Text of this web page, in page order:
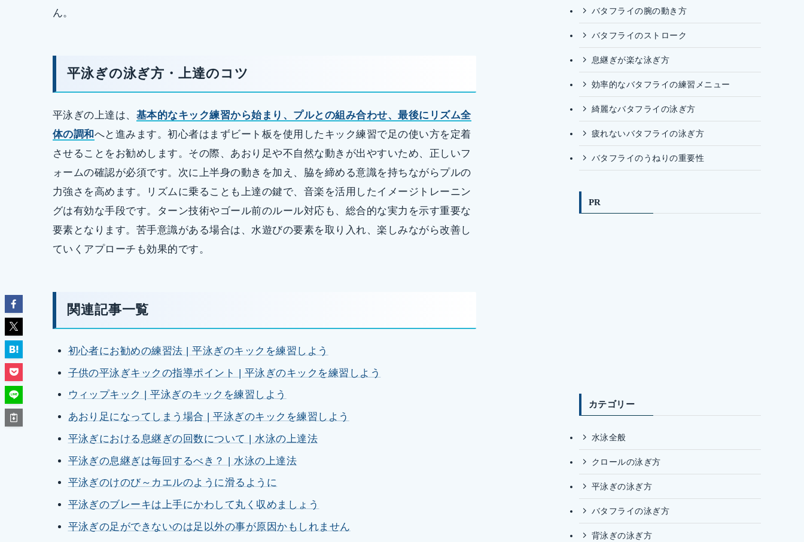
ん。
平泳ぎの泳ぎ方・上達のコツ
平泳ぎの上達は、 基本的なキック練習から始まり、プルとの組み合わせ、最後にリズム全
体の調和へと進みます。初心者はまずビート板を使用したキック練習で足の使い方を定着
させることをお勧めします。その際、あおり足や不自然な動きが出やすいため、正しいフ
ォームの確認が必須です。次に上半身の動きを加え、脇を締める意識を持ちながらプルの
力強さを高めます。リズムに乗ることも上達の鍵で、音楽を活用したイメージトレーニン
グは有効な手段です。ターン技術やゴール前のルール対応も、総合的な実力を示す重要な
要素となります。苦手意識がある場合は、水遊びの要素を取り入れ、楽しみながら改善し
ていくアプローチも効果的です。
関連記事一覧
初心者にお勧めの練習法 | 平泳ぎのキックを練習しよう
子供の平泳ぎキックの指導ポイント | 平泳ぎのキックを練習しよう
ウィップキック | 平泳ぎのキックを練習しよう
あおり足になってしまう場合 | 平泳ぎのキックを練習しよう
平泳ぎにおける息継ぎの回数について | 水泳の上達法
平泳ぎの息継ぎは毎回するべき？ | 水泳の上達法
平泳ぎのけのび～カエルのように滑るように
平泳ぎのブレーキは上手にかわして丸く収めましょう
平泳ぎの足ができないのは足以外の事が原因かもしれません
バタフライの腕の動き方
バタフライのストローク
息継ぎが楽な泳ぎ方
効率的なバタフライの練習メニュー
綺麗なバタフライの泳ぎ方
疲れないバタフライの泳ぎ方
バタフライのうねりの重要性
PR
カテゴリー
水泳全般
クロールの泳ぎ方
平泳ぎの泳ぎ方
バタフライの泳ぎ方
背泳ぎの泳ぎ方